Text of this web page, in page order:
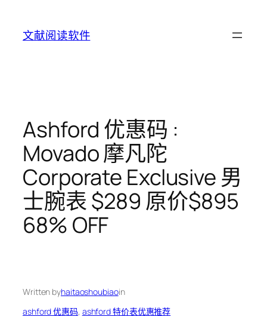
content
文献阅读软件
Ashford 优惠码 :
Movado 摩凡陀
Corporate Exclusive 男
士腕表 $289 原价$895
68% OFF
Written byhaitaoshoubiaoin
ashford 优惠码, ashford 特价表优惠推荐